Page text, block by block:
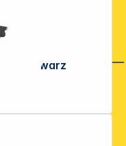
K&M 19792 Tablet-PC-Tischstativ schwarz